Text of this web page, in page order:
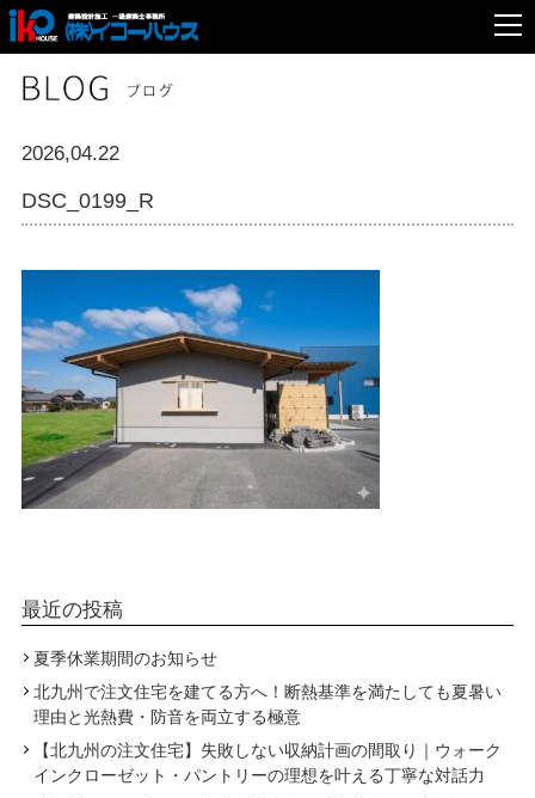
2026,04.22
DSC_0199_R
最近の投稿
夏季休業期間のお知らせ
北九州で注文住宅を建てる方へ！断熱基準を満たしても夏暑い
理由と光熱費・防音を両立する極意
【北九州の注文住宅】失敗しない収納計画の間取り｜ウォーク
インクローゼット・パントリーの理想を叶える丁寧な対話力